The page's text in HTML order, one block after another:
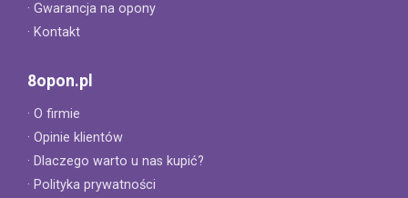
· Gwarancja na opony
· Kontakt
8opon.pl
· O firmie
· Opinie klientów
· Dlaczego warto u nas kupić?
· Polityka prywatności